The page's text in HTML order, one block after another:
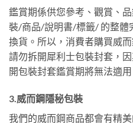
鑑賞期係供您參考、觀賞、
裝/商品/說明書/標籤/ 的整體
換貨。所以，消費者購買威
請勿拆開犀利士包裝封套，
開包裝封套鑑賞期將無法適用
3.威而鋼隱秘包裝
我們的威而鋼商品都會有精